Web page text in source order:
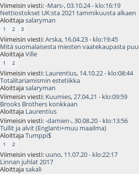
Viimeisin viesti:-Mars-,03.10.24 - klo:16:19
Nettiostokset UK:sta 2021 tammikuusta alkaen
Aloittajasalaryman
1 2 3
Viimeisin viesti:Arska, 16.04.23 - klo:19:45
Mitä suomalaisesta miesten vaatekaupasta
AloittajaVille
1 2
Viimeisin viesti: Laurentius, 14.10.22 - klo:08:44
Totalitariamismin estetiikka
Aloittajasalaryman
Viimeisin viesti: Kuumies,27.04.21 - klo:09:59
Brooks Brothers konkkaan
Aloittaja Laurentius
Viimeisin viesti:-damien-,30.08.20 - klo:13:56
Tullit ja alvit (Englanti+muu maailma)
AloittajaTumppi$
1 2
Viimeisin viesti: uuno, 11.07.20 - klo:22:17
Linnan juhlat 2017
Aloittajasakali